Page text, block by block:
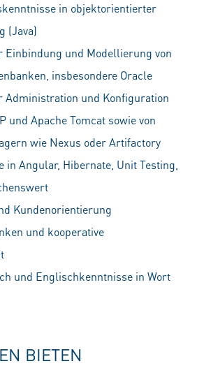
in objektorientierter
(Java)
Einbindung und Modellierung von
insbesondere Oracle
Administration und Konfiguration
und Apache Tomcat sowie von
wie Nexus oder Artifactory
in Angular, Hibernate, Unit Testing,
Kundenorientierung
und kooperative
und Englischkenntnisse in Wort
BIETEN